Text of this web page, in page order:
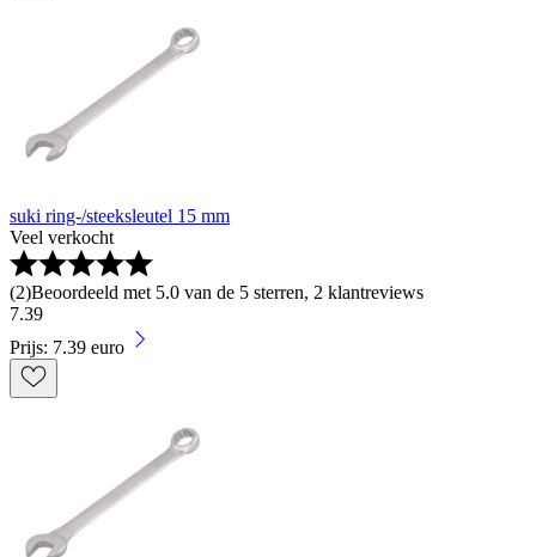
suki ring-/steeksleutel 15 mm
Veel verkocht
(2)Beoordeeld met 5.0 van de 5 sterren, 2 klantreviews
7.39
Prijs: 7.39 euro